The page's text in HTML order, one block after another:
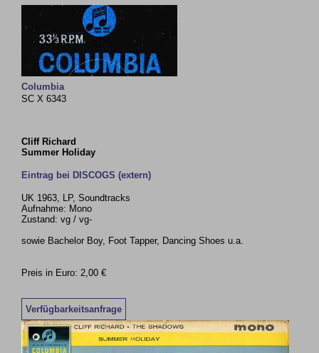
Columbia
SC X 6343
Cliff Richard
Summer Holiday
Eintrag bei DISCOGS (extern)
UK 1963, LP, Soundtracks
Aufnahme: Mono
Zustand: vg / vg-
sowie Bachelor Boy, Foot Tapper, Dancing Shoes u.a.
Preis in Euro: 2,00 €
Verfügbarkeitsanfrage